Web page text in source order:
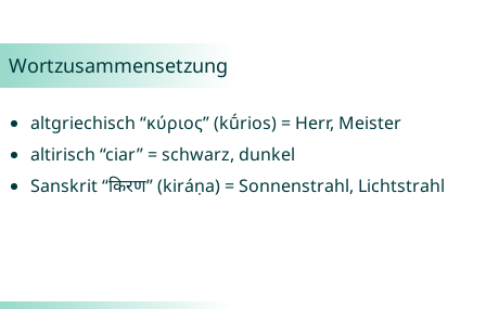
Wortzusammensetzung
altgriechisch “κύριος” (kū́rios) = Herr, Meister
altirisch “ciar” = schwarz, dunkel
Sanskrit “किरण” (kiráṇa) = Sonnenstrahl, Lichtstrahl